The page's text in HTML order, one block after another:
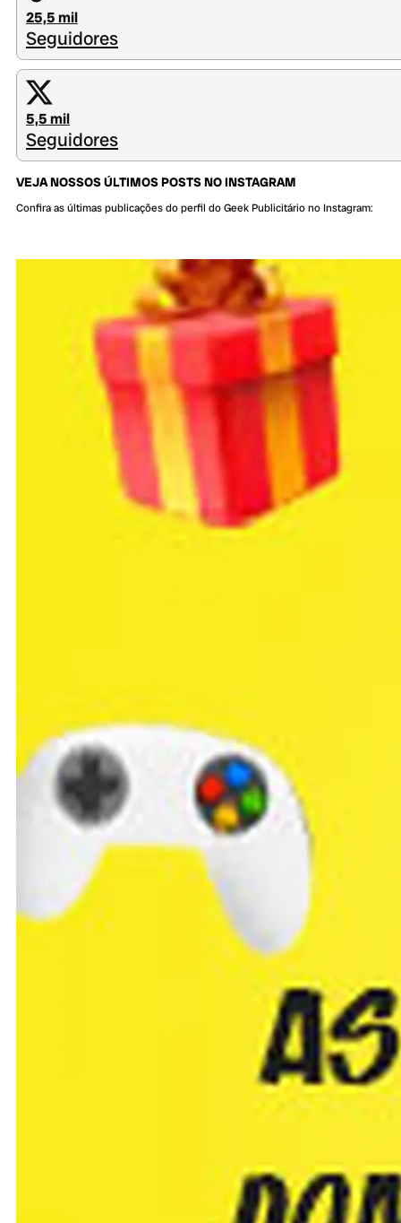
25,5 mil
Seguidores
5,5 mil
Seguidores
VEJA NOSSOS ÚLTIMOS POSTS NO INSTAGRAM
Confira as últimas publicações do perfil do Geek Publicitário no Instagram: